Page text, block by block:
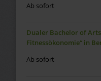
Ab sofort
Dualer Bachelor of
Fitnessökonomie“ in
Ab sofort